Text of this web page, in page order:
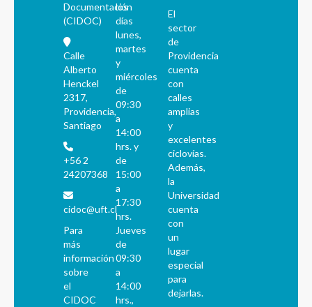
Documentación
(CIDOC)
Calle
Alberto
Henckel
2317,
Providencia,
Santiago
+56 2
24207368
cidoc@uft.cl
Para
más
información
sobre
el
CIDOC
los
días
lunes,
martes
y
miércoles
de
09:30
a
14:00
hrs. y
de
15:00
a
17:30
hrs.
Jueves
de
09:30
a
14:00
hrs.,
El
sector
de
Providencia
cuenta
con
calles
amplias
y
excelentes
ciclovías.
Además,
la
Universidad
cuenta
con
un
lugar
especial
para
dejarlas.